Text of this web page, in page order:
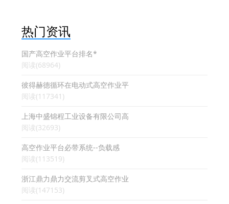
热门资讯
国产高空作业平台排名*
阅读(68964)
彼得赫德循环在电动式高空作业平
阅读(117341)
上海中盛锦程工业设备有限公司高
阅读(32693)
高空作业平台必带系统--负载感
阅读(113519)
浙江鼎力鼎力交流剪叉式高空作业
阅读(147153)